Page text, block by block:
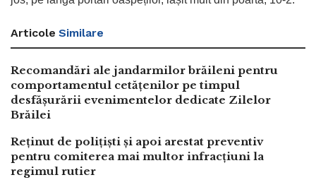
Articole Similare
Recomandări ale jandarmilor brăileni pentru
comportamentul cetățenilor pe timpul
desfășurării evenimentelor dedicate Zilelor
Brăilei
Reținut de polițiști și apoi arestat preventiv
pentru comiterea mai multor infracțiuni la
regimul rutier